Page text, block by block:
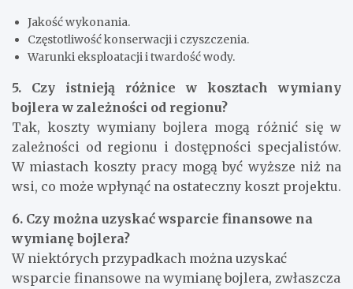
Jakość wykonania.
Częstotliwość konserwacji i czyszczenia.
Warunki eksploatacji i twardość wody.
5. Czy istnieją różnice w kosztach wymiany
bojlera w zależności od regionu?
Tak, koszty wymiany bojlera mogą różnić się w
zależności od regionu i dostępności specjalistów.
W miastach koszty pracy mogą być wyższe niż na
wsi, co może wpłynąć na ostateczny koszt projektu.
6. Czy można uzyskać wsparcie finansowe na
wymianę bojlera?
W niektórych przypadkach można uzyskać
wsparcie finansowe na wymianę bojlera, zwłaszcza